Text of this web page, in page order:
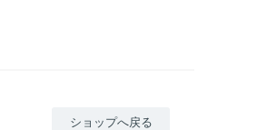
ショップへ戻る